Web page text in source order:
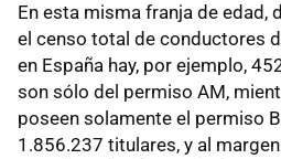
En esta misma franja de edad,
el censo total de conductores
en España hay, por ejemplo,
son sólo del permiso AM,
poseen solamente el permiso
1.856.237 titulares, y al